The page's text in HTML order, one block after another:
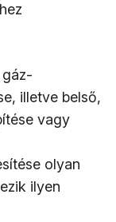
illetve belső,
vagy
olyan
ilyen